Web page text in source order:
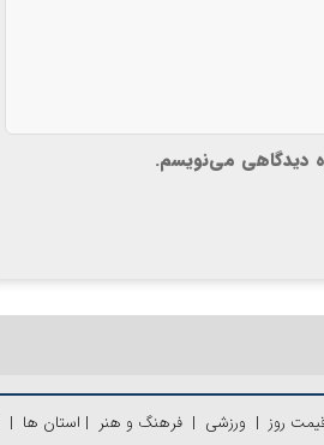
دیدگاهی می‌نویسم.
روز| ورزشی |فرهنگ و هنر | استان ها |